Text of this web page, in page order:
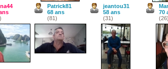
Patrick81
68 ans
(81)
jeantou31
58 ans
(31)
70
(26)